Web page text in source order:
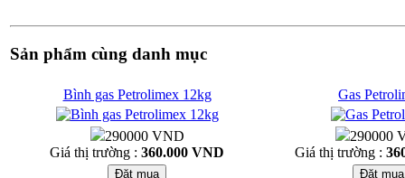
Sản phẩm cùng danh mục
Bình gas Petrolimex 12kg
290000 VND
Giá thị trường : 360.000 VND
Gas
290000
Giá thị trường :